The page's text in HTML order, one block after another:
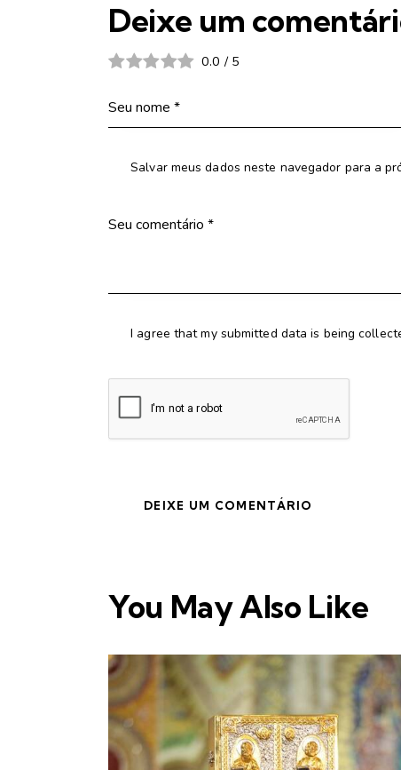
Deixe um
0.0 / 5
Salvar meus dados neste navegador para a
I agree that my submitted data is being
You May Also Like